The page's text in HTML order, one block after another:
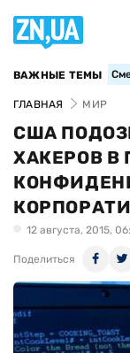
ВАЖНЫЕ ТЕМЫ
ГЛАВНАЯ МИР
США
ХАКЕРОВ
12 августа, 2015,
Поделиться